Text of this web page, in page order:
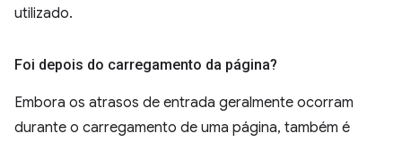
utilizado.
Foi depois do carregamento da página?
Embora os atrasos de entrada geralmente ocorram
durante o carregamento de uma página, também é